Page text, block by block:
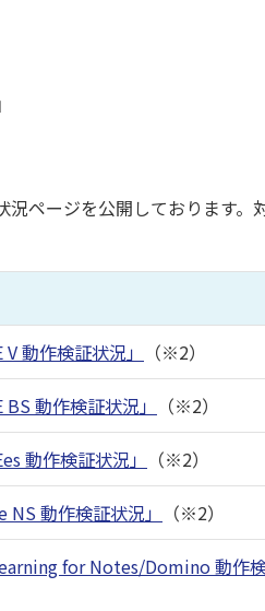
ページを公開しております。
動作検証状況」 （※2）
動作検証状況」 （※2）
動作検証状況」 （※2）
NS 動作検証状況」 （※2）
for Notes/Domino 動作